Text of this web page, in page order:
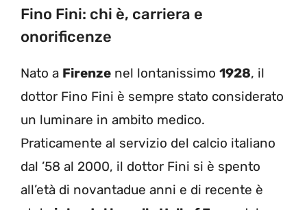
Fino Fini: chi è, carriera e
onorificenze
Nato a Firenze nel lontanissimo 1928, il
dottor Fino Fini è sempre stato considerato
un luminare in ambito medico.
Praticamente al servizio del calcio italiano
dal ’58 al 2000, il dottor Fini si è spento
all’età di novantadue anni e di recente è